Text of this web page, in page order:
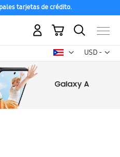
tarjetas de crédito.
USD -
dólar
Mi carrito